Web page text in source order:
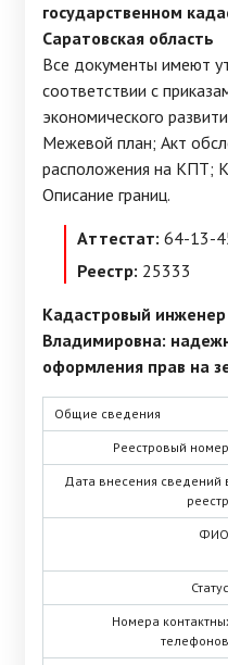
государственном
Саратовская область
Все документы имеют
соответствии с
экономического
Межевой план; Акт
расположения на КПТ;
Описание границ.
Аттестат: 64-13-
Реестр: 25333
Кадастровый
Владимировна:
оформления прав на
Общие сведения
Реестровый
Дата внесения сведений
Номера